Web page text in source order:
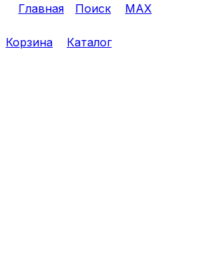
Главная
Поиск MAX
Корзина Каталог